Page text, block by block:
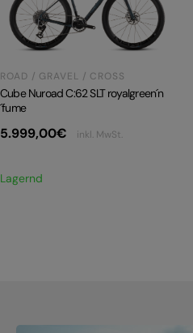
Alle entdecken
E-BIKE TOUR
PRODUKTRÜCKRUFE
ROAD / GRAVEL / CROSS
Cube Nuroad C:62 SLT royalgreen´n
´fume
5.999,00€ inkl. MwSt.
Lagernd